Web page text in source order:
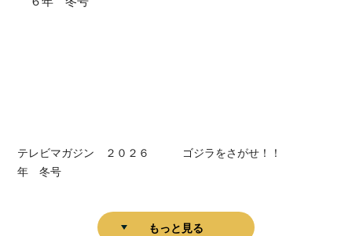
テレビマガジン ２０２６
年 冬号
ゴジラをさがせ！！
もっと見る